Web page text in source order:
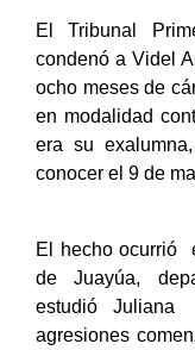
El Tribunal
condenó a Videl
ocho meses de
en modalidad
era su
conocer el 9 de
El hecho ocurrió
de Juayúa,
estudió
agresiones